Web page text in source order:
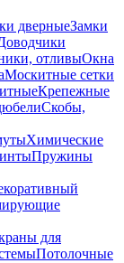
дверныеЗамки
отливыОкна
Москитные сетки
Крепежные
Скобы,
Химические
Пружины
для
Потолочные